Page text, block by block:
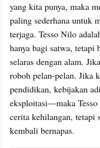
yang kita punya, maka
paling sederhana untuk
terjaga. Tesso Nilo
hanya bagi satwa,
selaras dengan alam.
roboh pelan-pelan.
pendidikan, kebijakan
eksploitasi—maka
cerita kehilangan, tetapi
kembali bernapas.